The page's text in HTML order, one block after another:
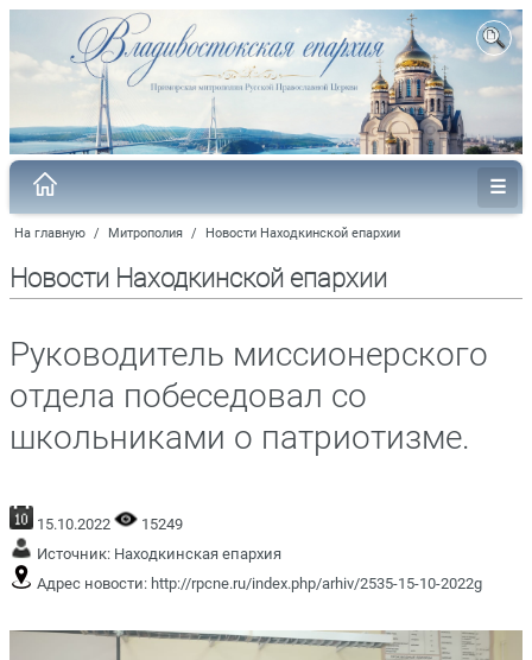
На главную / Митрополия / Новости Находкинской епархии
Новости Находкинской епархии
Руководитель миссионерского
отдела побеседовал со
школьниками о патриотизме.
15.10.2022
15249
Источник: Находкинская епархия
Адрес новости: http://rpcne.ru/index.php/arhiv/2535-15-10-2022g